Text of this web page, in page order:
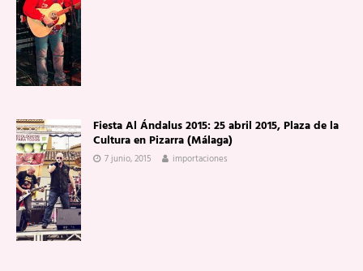
Fiesta Al Ándalus 2015: 25 abril 2015, Plaza de la
Cultura en Pizarra (Málaga)
7 junio, 2015 importaciones